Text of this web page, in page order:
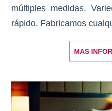
múltiples medidas.
rápido. Fabricamos
MAS